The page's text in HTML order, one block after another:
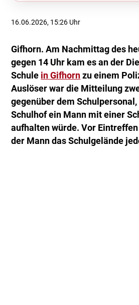
16.06.2026, 15:26 Uhr
Gifhorn. Am Nachmittag des
gegen 14 Uhr kam es an der
Schule in Gifhorn zu einem
Auslöser war die Mitteilung
gegenüber dem
Schulhof ein Mann mit einer
aufhalten würde. Vor
der Mann das Schulgelände